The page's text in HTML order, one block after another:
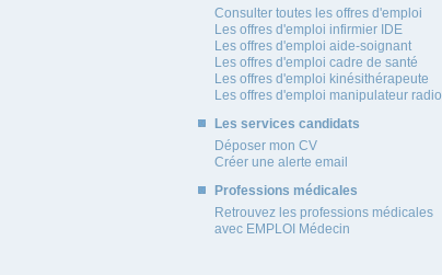
Consulter toutes les offres d'emploi
Les offres d'emploi infirmier IDE
Les offres d'emploi aide-soignant
Les offres d'emploi cadre de santé
Les offres d'emploi kinésithérapeute
Les offres d'emploi manipulateur radio
Les services candidats
Déposer mon CV
Créer une alerte email
Professions médicales
Retrouvez les professions médicales
avec EMPLOI Médecin